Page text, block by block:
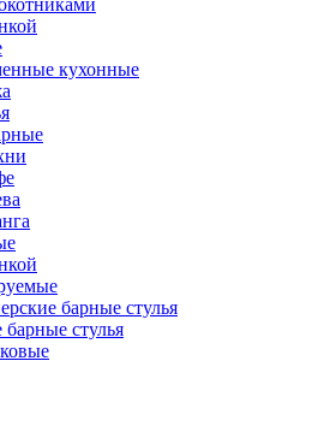
кухонные
барные стулья
стулья